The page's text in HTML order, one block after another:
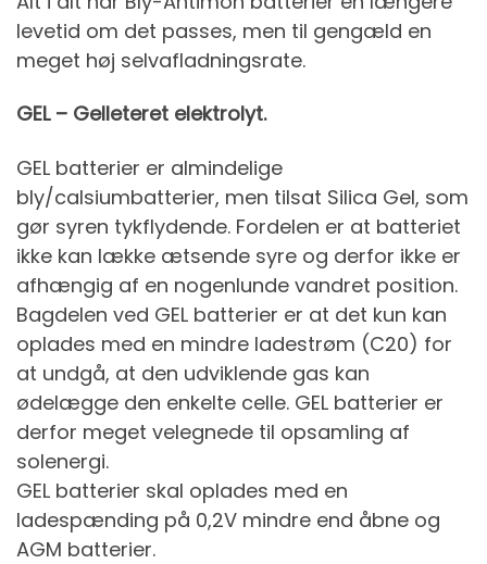
levetid om det passes, men til gengæld en
meget høj selvafladningsrate.
GEL – Gelleteret elektrolyt.
GEL batterier er almindelige
bly/calsiumbatterier, men tilsat Silica Gel, som
gør syren tykflydende. Fordelen er at batteriet
ikke kan lække ætsende syre og derfor ikke er
afhængig af en nogenlunde vandret position.
Bagdelen ved GEL batterier er at det kun kan
oplades med en mindre ladestrøm (C20) for
at undgå, at den udviklende gas kan
ødelægge den enkelte celle. GEL batterier er
derfor meget velegnede til opsamling af
solenergi.
GEL batterier skal oplades med en
ladespænding på 0,2V mindre end åbne og
AGM batterier.